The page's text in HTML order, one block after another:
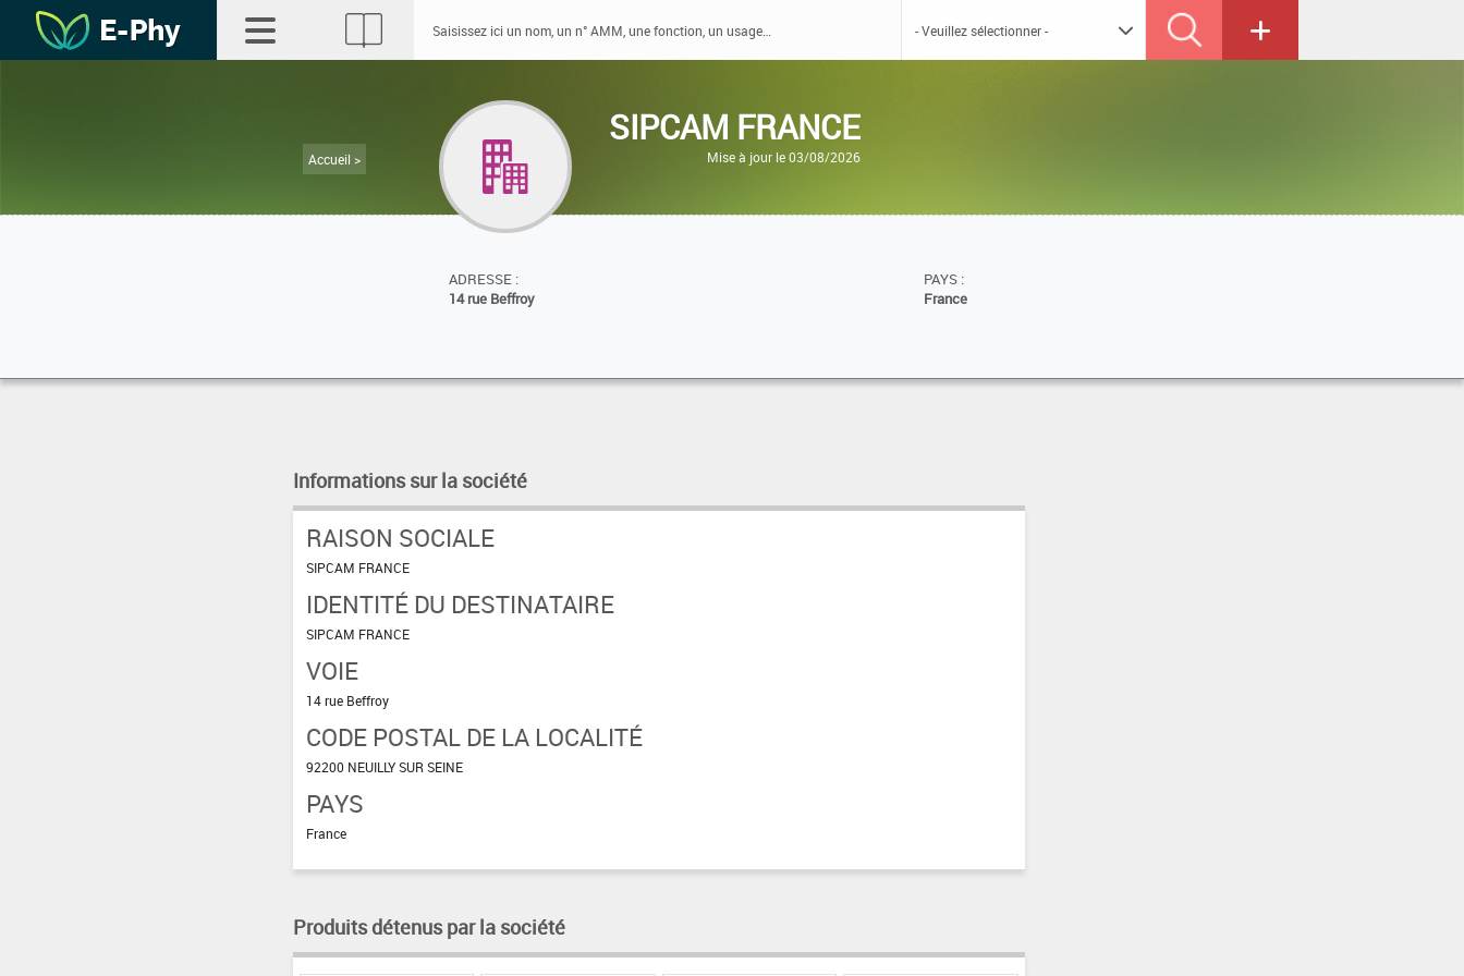
Accueil >
SIPCAM FRANCE
Mise à jour le 03/08/2026
ADRESSE :
14 rue Beffroy
PAYS :
France
Informations sur la société
RAISON SOCIALE
SIPCAM FRANCE
IDENTITÉ DU DESTINATAIRE
SIPCAM FRANCE
VOIE
14 rue Beffroy
CODE POSTAL DE LA LOCALITÉ
92200 NEUILLY SUR SEINE
PAYS
France
Produits détenus par la société